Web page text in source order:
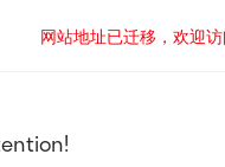
网站地址已迁移，欢迎